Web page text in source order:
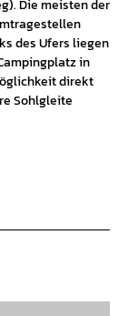
Die meisten der
des Ufers liegen
in
direkt
Sohlgleite